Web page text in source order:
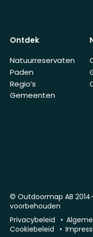
Ontdek
Natuurreservaten
Paden
Regio’s
Gemeenten
© Outdoormap AB
voorbehouden
Privacybeleid
Cookiebeleid